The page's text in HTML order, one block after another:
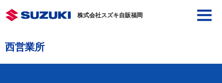
株式会社スズキ自販福岡
西営業所